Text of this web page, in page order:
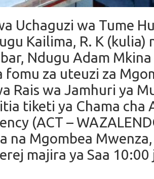
Uchaguzi wa Tume
Kailima, R. K (kulia)
Ndugu Adam
fomu za uteuzi za
Rais wa Jamhuri ya
tiketi ya Chama cha
(ACT –
na Mgombea
majira ya Saa